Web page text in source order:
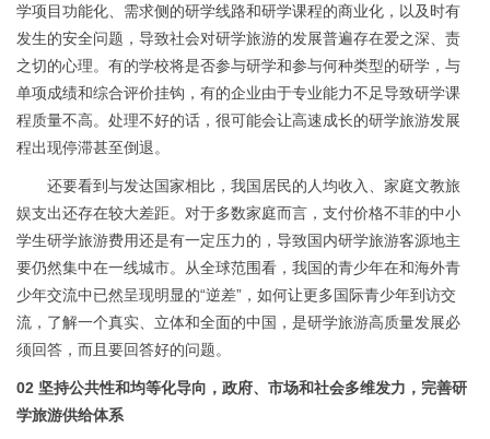
学项目功能化、需求侧的研学线路和研学课程的商业化，以及时有
发生的安全问题，导致社会对研学旅游的发展普遍存在爱之深、责
之切的心理。有的学校将是否参与研学和参与何种类型的研学，与
单项成绩和综合评价挂钩，有的企业由于专业能力不足导致研学课
程质量不高。处理不好的话，很可能会让高速成长的研学旅游发展
程出现停滞甚至倒退。
还要看到与发达国家相比，我国居民的人均收入、家庭文教旅
娱支出还存在较大差距。对于多数家庭而言，支付价格不菲的中小
学生研学旅游费用还是有一定压力的，导致国内研学旅游客源地主
要仍然集中在一线城市。从全球范围看，我国的青少年在和海外青
少年交流中已然呈现明显的“逆差”，如何让更多国际青少年到访交
流，了解一个真实、立体和全面的中国，是研学旅游高质量发展必
须回答，而且要回答好的问题。
02 坚持公共性和均等化导向，政府、市场和社会多维发力，完善研
学旅游供给体系